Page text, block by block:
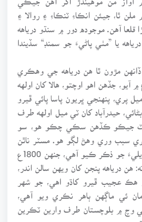
ملن ٿا، جيئن انڪاءِ ٽنڪاءِ ۽ روالا ۽
قلعا آهن. موجوده دور ۾ سنڌو درياهه
يا ”مٺي پاڻيءَ جو سمنڊ“ سڏيندا
مڙون ٿا هن درياهه جي وهڪري
اهم ڦيرو 1758ع ۾ آيو، جڏهن اهو اوچتو، هالا کان اولهه
پري، پنهنجي ڀريون پاسا پائي ڦيرو
حيدرآباد کان ٽي ميل اولهه طرف
ڦاٽ جيڪو ڪڏهن سڪي چڪو هو، سو
سبب وري وهڻ لڳو هو. مسٽر ناٿن
هن درياهه پنجن کان ويهن سالن اندر،
هڪ عجيب ڦيرو کاڌو اهي، جو شهر
مان ئي ماڳهن ٻاهر نڪري ويو آهي،
وچ ۾ بلوچستان طرف وارين ٽڪرين
۾ هو.